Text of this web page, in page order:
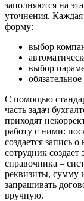
заполняются на
уточнения.
форму:
выбор
выбор
С помощью
часть задач
приходят
работу с ними:
создается запись
сотрудник
справочника –
реквизиты, сумму
запрашивать
вручную.